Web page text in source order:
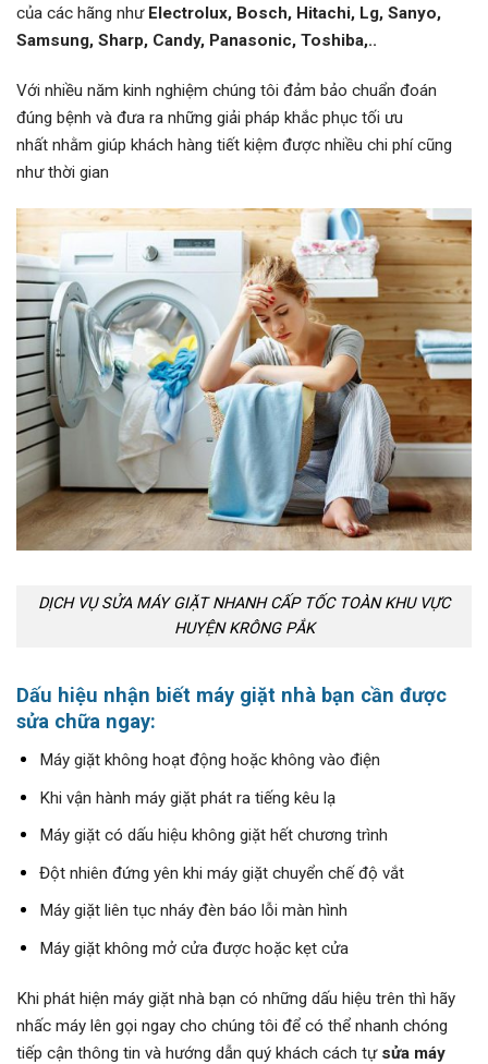
của các hãng như Electrolux, Bosch, Hitachi, Lg, Sanyo,
Samsung, Sharp, Candy, Panasonic, Toshiba,..
Với nhiều năm kinh nghiệm chúng tôi đảm bảo chuẩn đoán
đúng bệnh và đưa ra những giải pháp khắc phục tối ưu
nhất nhằm giúp khách hàng tiết kiệm được nhiều chi phí cũng
như thời gian
DỊCH VỤ SỬA MÁY GIẶT NHANH CẤP TỐC TOÀN KHU VỰC
HUYỆN KRÔNG PẮK
Dấu hiệu nhận biết máy giặt nhà bạn cần được
sửa chữa ngay:
Máy giặt không hoạt động hoặc không vào điện
Khi vận hành máy giặt phát ra tiếng kêu lạ
Máy giặt có dấu hiệu không giặt hết chương trình
Đột nhiên đứng yên khi máy giặt chuyển chế độ vắt
Máy giặt liên tục nháy đèn báo lỗi màn hình
Máy giặt không mở cửa được hoặc kẹt cửa
Khi phát hiện máy giặt nhà bạn có những dấu hiệu trên thì hãy
nhấc máy lên gọi ngay cho chúng tôi để có thể nhanh chóng
tiếp cận thông tin và hướng dẫn quý khách cách tự sửa máy